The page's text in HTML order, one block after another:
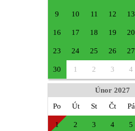
9 10 11 12 13
16 17 18 19 20
23 24 25 26 27
30 1 2 3 4
Únor 2027
Po
Út St Čt Pá
1 2 3 4 5